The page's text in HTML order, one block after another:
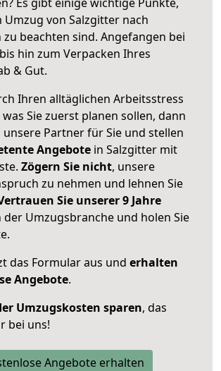
Umzug von Salzgitter nach
beachten sind. Angefangen bei
hin zum Verpacken Ihres
& Gut.
Ihren alltäglichen Arbeitsstress
Sie zuerst planen sollen, dann
Partner für Sie und stellen
Angebote in Salzgitter mit
Zögern Sie nicht, unsere
zu nehmen und lehnen Sie
Sie unserer 9 Jahre
der Umzugsbranche und holen Sie
das Formular aus und erhalten
Angebote.
Umzugskosten sparen, das
bei uns!
Angebote erhalten